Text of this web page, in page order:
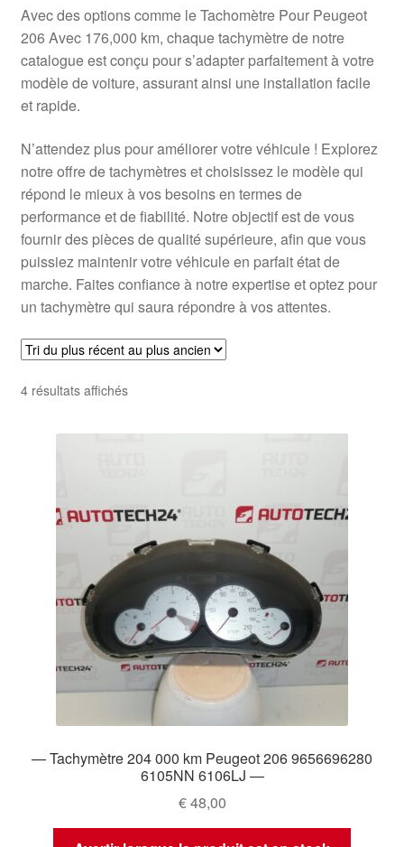
Termes et conditions
Avec des options comme le Tachomètre Pour Peugeot
206 Avec 176,000 km, chaque tachymètre de notre
catalogue est conçu pour s’adapter parfaitement à votre
modèle de voiture, assurant ainsi une installation facile
et rapide.
N’attendez plus pour améliorer votre véhicule ! Explorez
notre offre de tachymètres et choisissez le modèle qui
répond le mieux à vos besoins en termes de
performance et de fiabilité. Notre objectif est de vous
fournir des pièces de qualité supérieure, afin que vous
puissiez maintenir votre véhicule en parfait état de
marche. Faites confiance à notre expertise et optez pour
un tachymètre qui saura répondre à vos attentes.
4 résultats affichésTrié
plus
ancien
— Tachymètre 204 000 km Peugeot 206 9656696280
6105NN 6106LJ —
€48,00